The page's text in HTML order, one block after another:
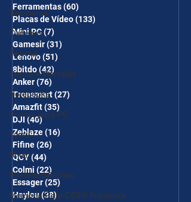
Gabinetes
Cadeiras
Realme
Copos e Garrafas
Notebooks
Fontes para PC
Temu
Shein
Eletrodomésticos
Memória Ram DDR5 Notebook
Ferramentas(60)
Placas de Vídeo(133)
Mini PC(7)
Gamesir(31)
Lenovo(51)
8bitdo(42) 42 posts
Anker(76)
Tronsmart(27)
Amazfit(35)
DJI(40)40 posts
Zeblaze(16)
Fifine(26)
QCY(44)
Colmi (22) 22 posts
Essager(25)
Haylou(38)38 posts